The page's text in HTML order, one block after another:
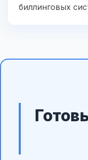
биллинговых